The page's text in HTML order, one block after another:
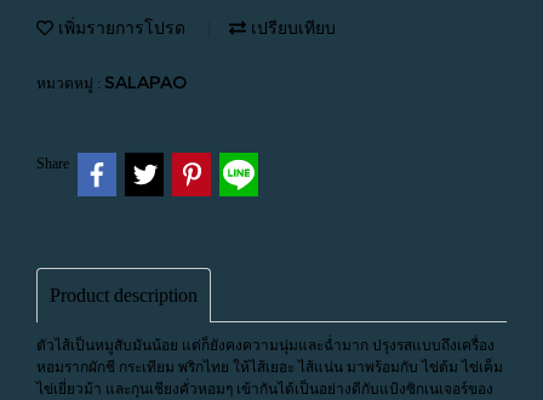
เพิ่มรายการโปรด เปรียบเทียบ
หมวดหมู่ : SALAPAO
Share
Product description
ตัวไส้เป็นหมูสับมันน้อย แต่ก็ยังคงความนุ่มและฉ่ำมาก ปรุงรสแบบถึงเครื่อง
หอมรากผักชี กระเทียม พริกไทย ให้ไส้เยอะ ไส้แน่น มาพร้อมกับ ไข่ต้ม ไข่เค็ม
ไข่เยี่ยวม้า และกุนเชียงคั่วหอมๆ เข้ากันได้เป็นอย่างดีกับแป้งซิกเนเจอร์ของ